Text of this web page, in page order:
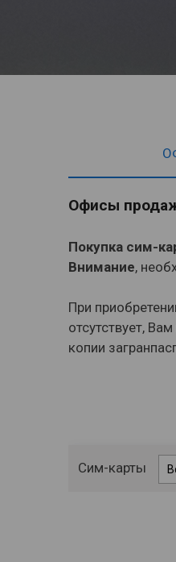
Офисы
Покупка сим-
Внимание,
При
отсутствует,
копии
Сим-карты